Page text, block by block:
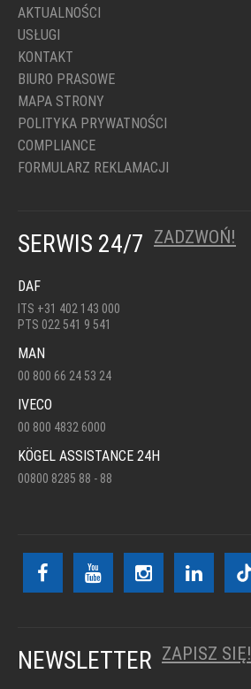
AKTUALNOŚCI
USŁUGI
KONTAKT
BIURO PRASOWE
MAPA STRONY
POLITYKA PRYWATNOŚCI
COMPLIANCE
FORMULARZ REKLAMACJI
SERWIS 24/7 ZADZWOŃ!
DAF
ITS +31 402 143 000
PTS 022 541 9 541
MAN
00 800 66 24 53 24
IVECO
00 800 4832 6000
KÖGEL ASSISTANCE 24H
00800 8285 88 - 88
NEWSLETTER ZAPISZ SIĘ!